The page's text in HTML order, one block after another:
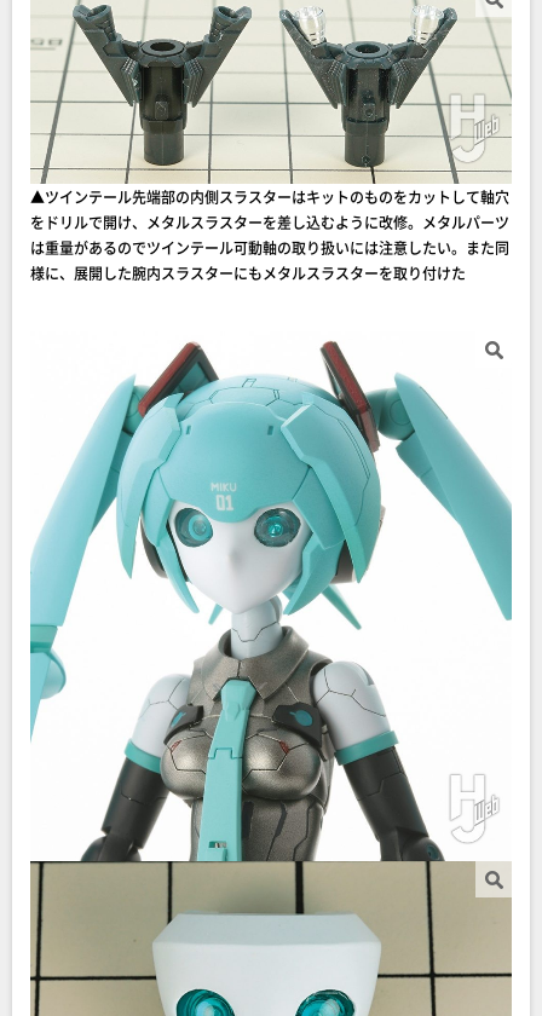
▲ツインテール先端部の内側スラスターはキットのものをカットして軸穴
をドリルで開け、メタルスラスターを差し込むように改修。メタルパーツ
は重量があるのでツインテール可動軸の取り扱いには注意したい。また同
様に、展開した腕内スラスターにもメタルスラスターを取り付けた